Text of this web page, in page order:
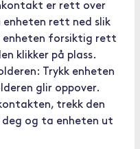
er rett over
enheten rett ned slik
enheten forsiktig rett
klikker på plass.
Trykk enheten
glir oppover.
trekk den
og ta enheten ut